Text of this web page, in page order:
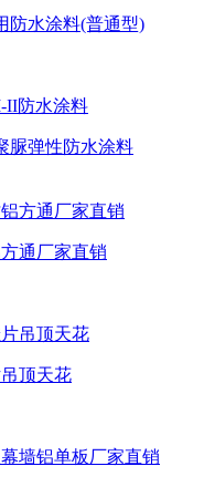
防水涂料(普通型)
II防水涂料
脲弹性防水涂料
通厂家直销
顶天花